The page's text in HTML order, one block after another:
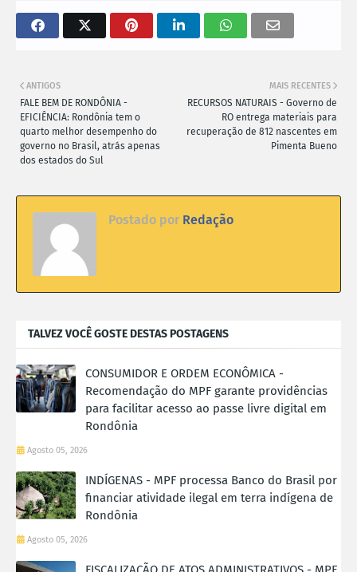
MAIS RECENTES
RECURSOS NATURAIS - Governo de
RO entrega materiais para
recuperação de 812 nascentes em
Pimenta Bueno
ANTIGOS
FALE BEM DE RONDÔNIA -
EFICIÊNCIA: Rondônia tem o
quarto melhor desempenho do
governo no Brasil, atrás apenas
dos estados do Sul
Postado por Redação
TALVEZ VOCÊ GOSTE DESTAS POSTAGENS
CONSUMIDOR E ORDEM ECONÔMICA -
Recomendação do MPF garante providências
para facilitar acesso ao passe livre digital em
Rondônia
Agosto 05, 2026
INDÍGENAS - MPF processa Banco do Brasil por
financiar atividade ilegal em terra indígena de
Rondônia
Agosto 05, 2026